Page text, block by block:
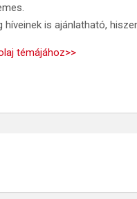
híveinek is ajánlatható,
témájához>>